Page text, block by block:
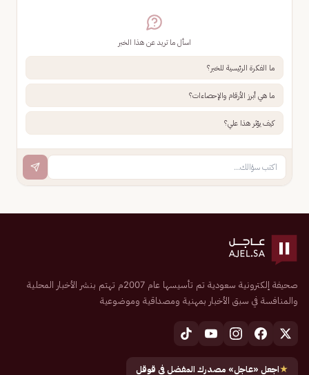
اسأل ما تريد عن هذا الخبر
ما الفكرة الرئيسية للخبر؟
ما هي أبرز الأرقام والإحصاءات؟
كيف يؤثر هذا علي؟
صحيفة إلكترونية سعودية تم تأسيسها عام 2007م تهتم بنشر الأخبار المحلية
والمنافسة في سبق الأخبار بمهنية ومصداقية وموضوعية
★اجعل «عاجل» مصدرك المفضل في قوقل